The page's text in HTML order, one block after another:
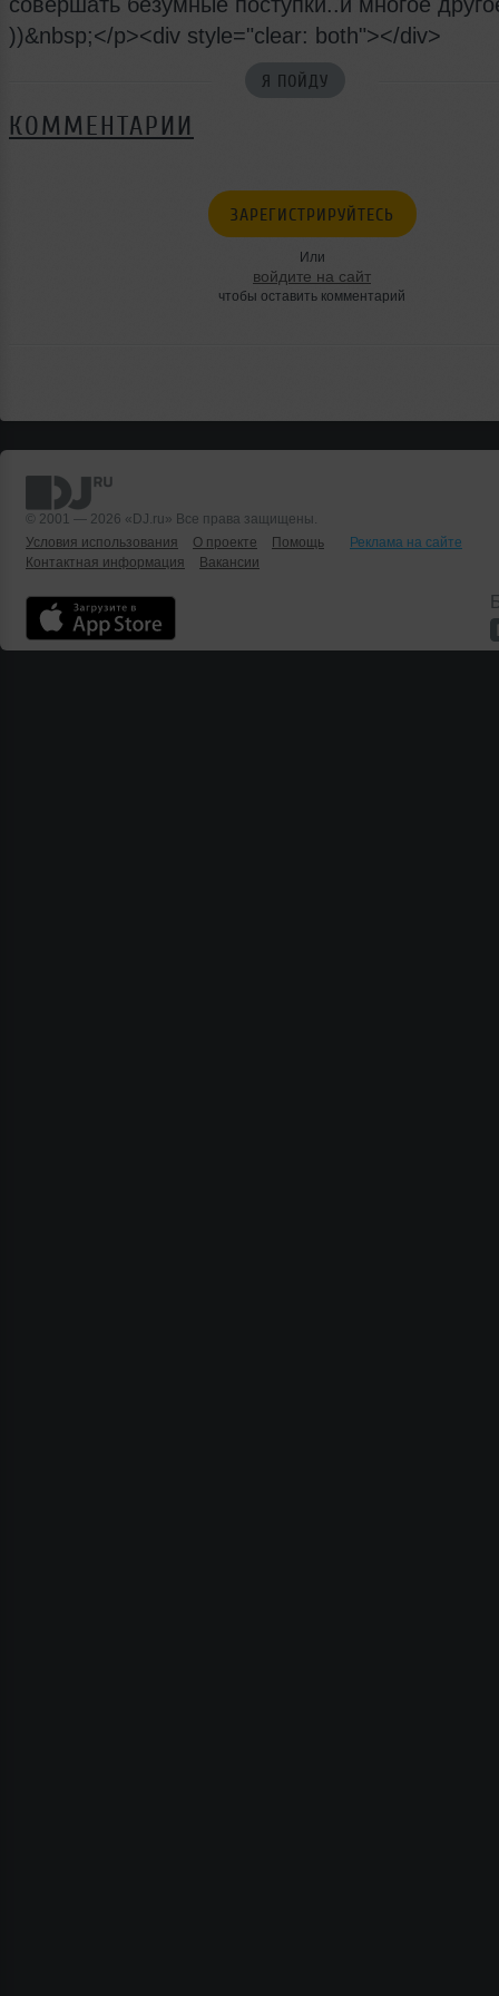
))&nbsp;</p><div style="clear: both"></div>
Я ПОЙДУ
КОММЕНТАРИИ
ЗАРЕГИСТРИРУЙТЕСЬ
Или
войдите на сайт
чтобы оставить комментарий
© 2001 — 2026 «DJ.ru» Все права защищены.
Условия использования
О проекте Помощь
Реклама на сайте
Контактная информация
Вакансии